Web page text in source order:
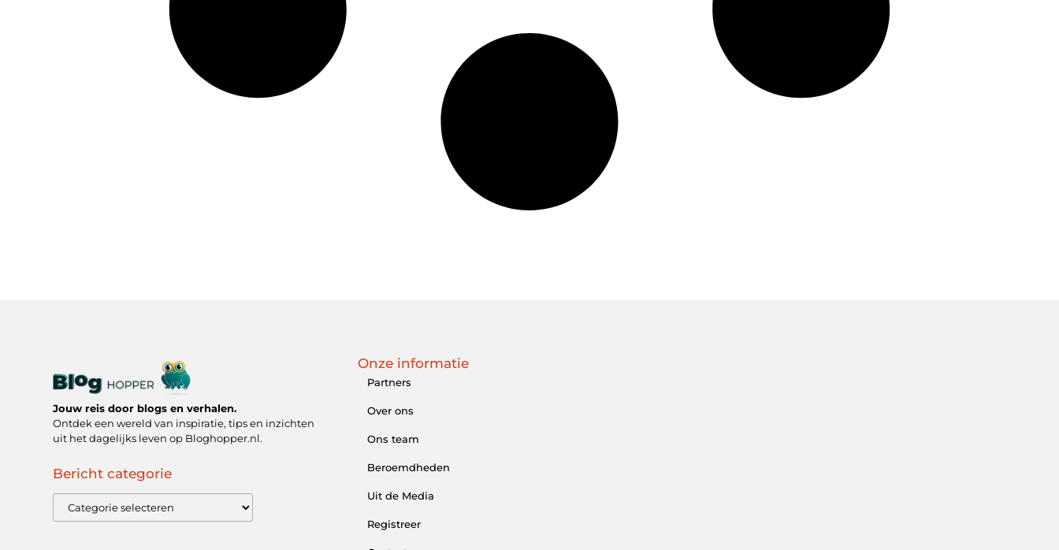
Jouw reis door blogs en verhalen.
Ontdek een wereld van inspiratie, tips en inzichten
uit het dagelijks leven op Bloghopper.nl.
Bericht categorie
Onze informatie
Partners
Over ons
Ons team
Beroemdheden
Uit de Media
Registreer